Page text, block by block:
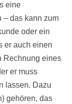
eine
– das kann zum
oder ein
er auch einen
Rechnung eines
er muss
lassen. Dazu
gehören, das